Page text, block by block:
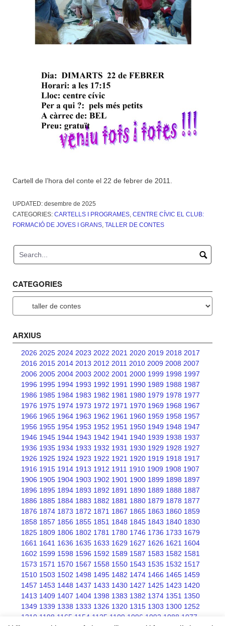
Cartell de l’hora del conte el 22 de febrer de 2011.
UPDATED: desembre de 2025
CATEGORIES: CARTELLS I PROGRAMES, CENTRE CÍVIC EL CLUB:
FORMACIÓ DE JOVES I GRANS, TALLER DE CONTES
CATEGORIES
ARXIUS
2026 2025 2024 2023 2022 2021 2020 2019 2018 2017
2016 2015 2014 2013 2012 2011 2010 2009 2008 2007
2006 2005 2004 2003 2002 2001 2000 1999 1998 1997
1996 1995 1994 1993 1992 1991 1990 1989 1988 1987
1986 1985 1984 1983 1982 1981 1980 1979 1978 1977
1976 1975 1974 1973 1972 1971 1970 1969 1968 1967
1966 1965 1964 1963 1962 1961 1960 1959 1958 1957
1956 1955 1954 1953 1952 1951 1950 1949 1948 1947
1946 1945 1944 1943 1942 1941 1940 1939 1938 1937
1936 1935 1934 1933 1932 1931 1930 1929 1928 1927
1926 1925 1924 1923 1922 1921 1920 1919 1918 1917
1916 1915 1914 1913 1912 1911 1910 1909 1908 1907
1906 1905 1904 1903 1902 1901 1900 1899 1898 1897
1896 1895 1894 1893 1892 1891 1890 1889 1888 1887
1886 1885 1884 1883 1882 1881 1880 1879 1878 1877
1876 1874 1873 1872 1871 1867 1865 1863 1860 1859
1858 1857 1856 1855 1851 1848 1845 1843 1840 1830
1825 1809 1806 1802 1781 1780 1746 1736 1733 1679
1661 1641 1636 1635 1633 1629 1627 1626 1621 1604
1602 1599 1598 1596 1592 1589 1587 1583 1582 1581
1573 1571 1570 1567 1558 1550 1543 1535 1532 1517
1510 1503 1502 1498 1495 1482 1474 1466 1465 1459
1457 1453 1448 1437 1433 1430 1427 1425 1423 1420
1413 1409 1407 1404 1398 1383 1382 1374 1351 1350
1349 1339 1338 1333 1326 1320 1315 1303 1300 1252
1210 1198 1165 1154 1125 1109 1096 1092 1088 1077